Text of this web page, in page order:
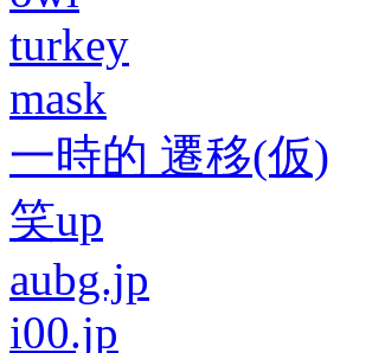
turkey
mask
一時的 遷移(仮)
笑up
aubg.jp
i00.jp